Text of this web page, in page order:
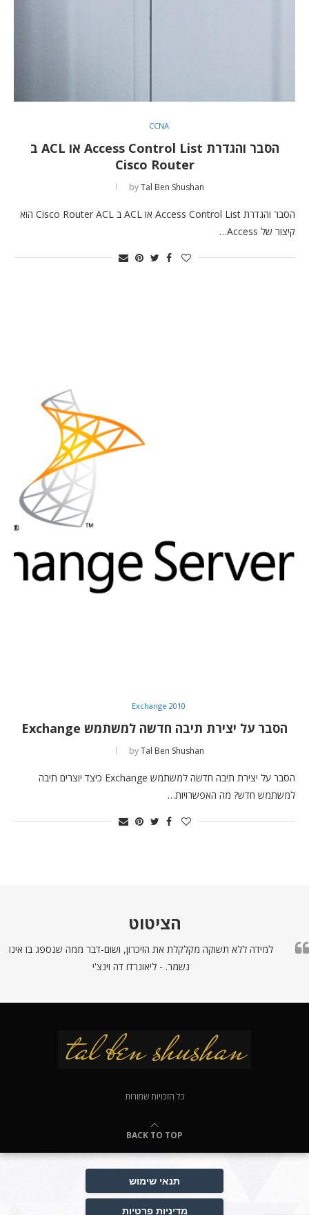
CCNA
הסבר והגדרת Access Control List או ACL ב
Cisco Router
byTal Ben Shushan
הסבר והגדרת Access Control List או ACL ב Cisco Router ACL הוא
קיצור של Access…
Exchange 2010
הסבר על יצירת תיבה חדשה למשתמש Exchange
byTal Ben Shushan
הסבר על יצירת תיבה חדשה למשתמש Exchange כיצד יוצרים תיבה
למשתמש חדש? מה האפשרויות…
הציטוט
למידה ללא תשוקה מקלקלת את הזיכרון, ושום-דבר ממה שנספג בו אינו
נשמר. - ליאונרדו דה וינצ'י
כל הזכויות שמורות
BACK TO TOP
תנאי שימוש
מדיניות פרטיות